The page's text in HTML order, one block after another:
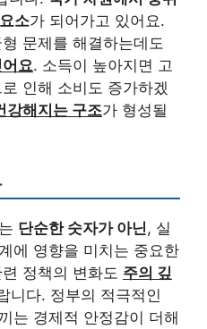
소가 되어가고 있어요.
문제를 해결하는데도
요. 소득이 높아지면 고
인해 소비도 증가하겠
강해지는 구조가 형성될
단순한 숫자가 아닌, 실
에 영향을 미치는 중요한
정책의 변화도 주의 깊
니다. 정부의 적극적인
는 경제적 안정감이 더해